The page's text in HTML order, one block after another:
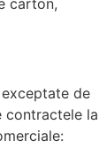
de
contractele la